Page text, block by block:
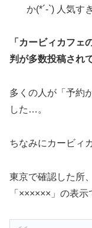
か(*´-`) 人気す
「カービィカフェ
判が多数投稿され
多くの人が「予約
した…。
ちなみにカービィ
東京で確認した所
「××××××」の表